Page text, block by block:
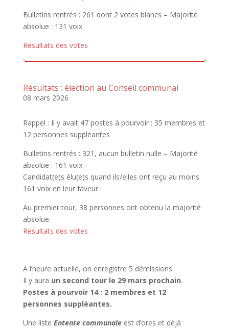
Bulletins rentrés : 261 dont 2 votes blancs – Majorité
absolue : 131 voix
Résultats des votes
Résultats : élection au Conseil communal
08 mars 2026
Rappel : Il y avait 47 postes à pourvoir : 35 membres et
12 personnes suppléantes
Bulletins rentrés : 321, aucun bulletin nulle – Majorité
absolue : 161 voix
Candidat(e)s élu(e)s quand ils/elles ont reçu au moins
161 voix en leur faveur.
Au premier tour, 38 personnes ont obtenu la majorité
absolue.
Resultats des votes
A l’heure actuelle, on enregistre 5 démissions.
Il y aura un second tour le 29 mars prochain.
Postes à pourvoir 14 : 2 membres et 12
personnes suppléantes.
Une liste Entente communaleest d’ores et déjà